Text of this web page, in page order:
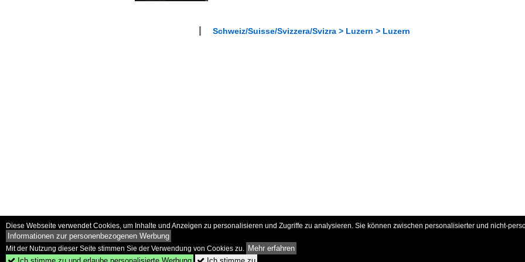
Schweiz/Suisse/Svizzera/Svizra > Luzern > Luzern
Diese Webseite verwendet Cookies, um Inhalte und Anzeigen zu personalisieren und Zugriffe zu analysieren. Sie können zwischen personalisierter und nicht-
Informationen zur personenbezogenen Werbung
Mit der Nutzung dieser Seite stimmen Sie der Verwendung von Cookies zu. Mehr erfahren